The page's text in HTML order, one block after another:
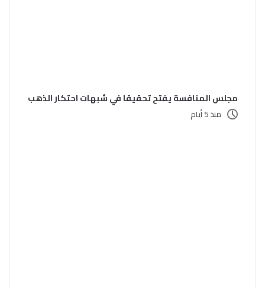
مجلس المنافسة يفتح تحقيقا في شبهات احتكار الذهب
منذ 5 أيام